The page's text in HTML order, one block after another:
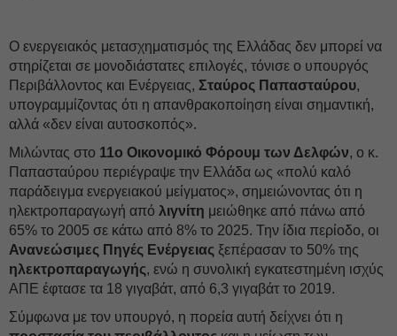
Ο ενεργειακός μετασχηματισμός της Ελλάδας δεν μπορεί να
στηρίζεται σε μονοδιάστατες επιλογές, τόνισε ο υπουργός
Περιβάλλοντος και Ενέργειας, Σταύρος Παπασταύρου,
υπογραμμίζοντας ότι η απανθρακοποίηση είναι σημαντική,
αλλά «δεν είναι αυτοσκοπός».
Μιλώντας στο 11ο Οικονομικό Φόρουμ των Δελφών, ο κ.
Παπασταύρου περιέγραψε την Ελλάδα ως «πολύ καλό
παράδειγμα ενεργειακού μείγματος», σημειώνοντας ότι η
ηλεκτροπαραγωγή από λιγνίτη μειώθηκε από πάνω από
65% το 2005 σε κάτω από 8% το 2025. Την ίδια περίοδο, οι
Ανανεώσιμες Πηγές Ενέργειας ξεπέρασαν το 50% της
ηλεκτροπαραγωγής, ενώ η συνολική εγκατεστημένη ισχύς
ΑΠΕ έφτασε τα 18 γιγαβάτ, από 6,3 γιγαβάτ το 2019.
Σύμφωνα με τον υπουργό, η πορεία αυτή δείχνει ότι η